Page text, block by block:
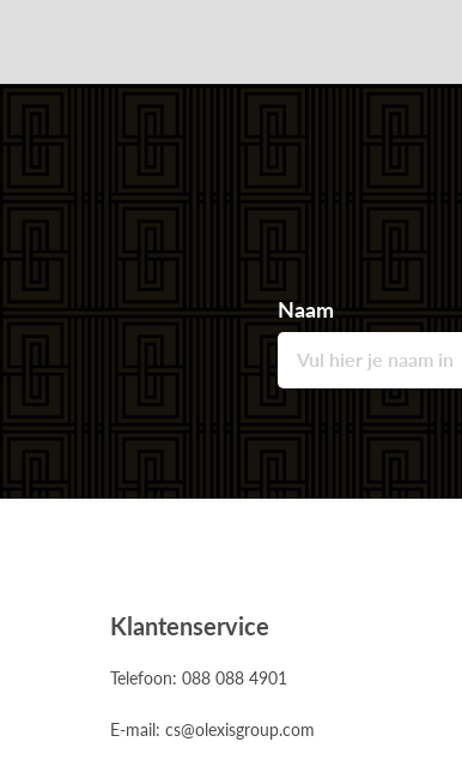
Naam
Klantenservice
Telefoon: 088 088 4901
E-mail: cs@olexisgroup.com